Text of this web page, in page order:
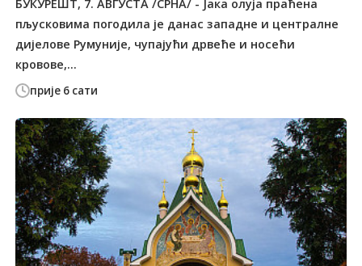
прије 6 сати
БУКУРЕШT, 7. АВГУСТА /СРНА/ - Јака олуја праћена
пљусковима погодила је данас западне и централне
дијелове Румуније, чупајући дрвеће и носећи
кровове,...